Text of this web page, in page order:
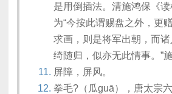
是用倒插法。清施鸿保《
为“今按此谓赐盘之外，更
求画，则是将军出朝，而
绮随归，似亦无此情事。”
屏障，屏风。
拳毛?（瓜guā），唐太宗六